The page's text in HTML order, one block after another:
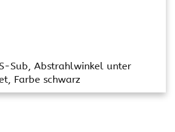
Sub, Abstrahlwinkel unter
Farbe schwarz